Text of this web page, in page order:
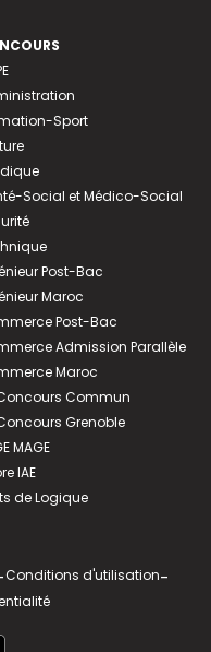
Sport
Social et Médico-Social
Post-Bac
Maroc
Post-Bac
Admission Parallèle
Maroc
Concours Commun
Grenoble
MAGE
IAE
de Logique
Conditions d'utilisation-